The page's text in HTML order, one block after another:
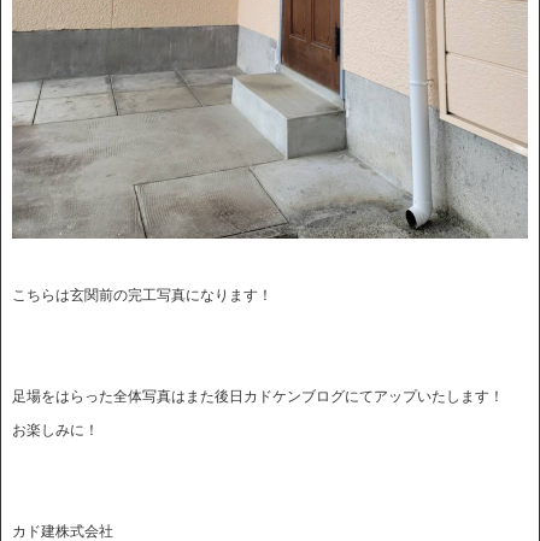
こちらは玄関前の完工写真になります！
足場をはらった全体写真はまた後日カドケンブログにてアップいたします！
お楽しみに！
カド建株式会社